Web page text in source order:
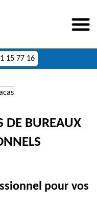
15 77 16
DE BUREAUX
pour vos